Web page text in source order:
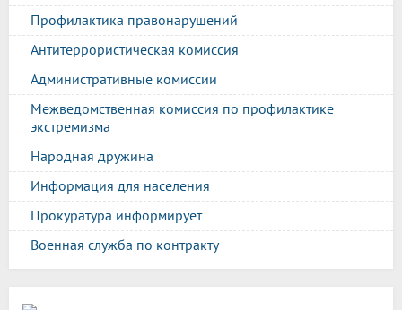
Профилактика правонарушений
Антитеррористическая комиссия
Административные комиссии
Межведомственная комиссия по профилактике
экстремизма
Народная дружина
Информация для населения
Прокуратура информирует
Военная служба по контракту